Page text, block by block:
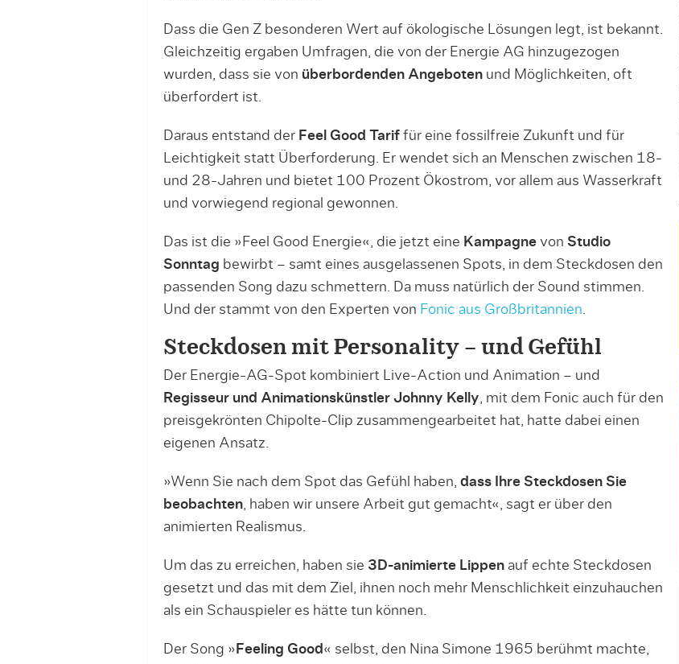
Dass die Gen Z besonderen Wert auf ökologische Lösungen legt, ist bekannt.
Gleichzeitig ergaben Umfragen, die von der Energie AG hinzugezogen
wurden, dass sie von überbordenden Angebotenund Möglichkeiten, oft
überfordert ist.
Daraus entstand derFeel Good Tariffür eine fossilfreie Zukunft und für
Leichtigkeit statt Überforderung. Er wendet sich an Menschen zwischen 18-
und 28-Jahren und bietet 100 Prozent Ökostrom, vor allem aus Wasserkraft
und vorwiegend regional gewonnen.
Das ist die »Feel Good Energie«, die jetzt eine Kampagnevon Studio
Sonntag bewirbt – samt eines ausgelassenen Spots, in dem Steckdosen den
passenden Song dazu schmettern. Da muss natürlich der Sound stimmen.
Und der stammt von den Experten von Fonic aus Großbritannien.
Steckdosen mit Personality – und Gefühl
Der Energie-AG-Spot kombiniert Live-Action und Animation – und
Regisseur und Animationskünstler Johnny Kelly, mit dem Fonic auch für den
preisgekrönten Chipolte-Clip zusammengearbeitet hat, hatte dabei einen
eigenen Ansatz.
»Wenn Sie nach dem Spot das Gefühl haben, dass Ihre Steckdosen Sie
beobachten, haben wir unsere Arbeit gut gemacht«, sagt er über den
animierten Realismus.
Um das zu erreichen, haben sie 3D-animierte Lippenauf echte Steckdosen
gesetzt und das mit dem Ziel, ihnen noch mehr Menschlichkeit einzuhauchen
als ein Schauspieler es hätte tun können.
Der Song » Feeling Good « selbst, den Nina Simone 1965 berühmt machte,